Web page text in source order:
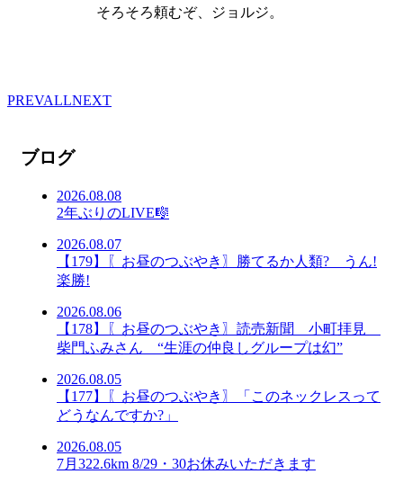
そろそろ頼むぞ、ジョルジ。
PREVALLNEXT
ブログ
2026.08.08
2年ぶりのLIVE🎼
2026.08.07
【179】〖お昼のつぶやき〗勝てるか人類? うん!
楽勝!
2026.08.06
【178】〖お昼のつぶやき〗読売新聞 小町拝見
柴門ふみさん “生涯の仲良しグループは幻”
2026.08.05
【177】〖お昼のつぶやき〗「このネックレスって
どうなんですか?」
2026.08.05
7月322.6km 8/29・30お休みいただきます